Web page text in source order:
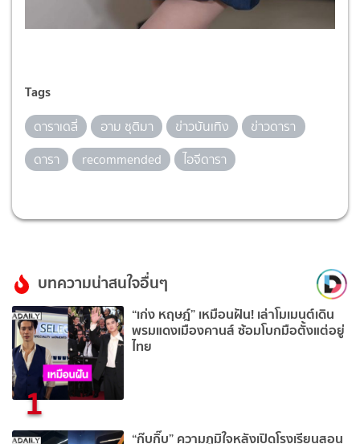
Tags
ดาราเดลี่ อาม ชุติมา ข่าวบันเทิง
ข่าวดารา
ดารา
recommended ไอจีดารา
บทความน่าสนใจอื่นๆ
1
“เก่ง หฤษฎ์” เหมือนฝัน! เล่าโมเมนต์เดิน
พรมแดงเมืองคานส์ ซ้อมโบกมือตั้งแต่อยู่
ไทย
“กุ๊บกิ๊บ” ความภูมิใจหลังเปิดโรงเรียนสอน